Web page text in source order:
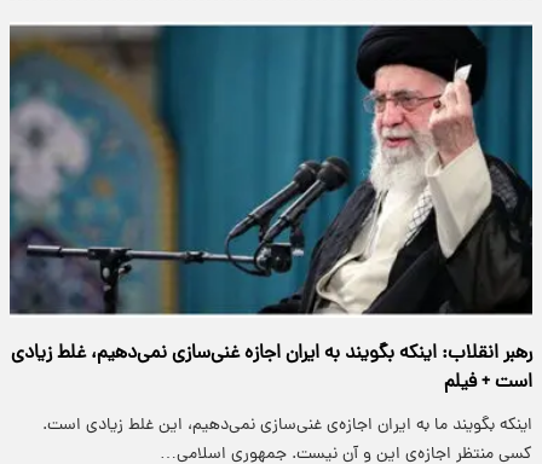
رهبر انقلاب: اینکه بگویند به ایران اجازه غنی‌سازی نمی‌دهیم، غلط زیادی
است + فیلم
اینکه بگویند ما به ایران اجازه‌ی غنی‌سازی نمی‌دهیم، این غلط زیادی است.
کسی منتظر اجازه‌ی این و آن نیست. جمهوری اسلامی…